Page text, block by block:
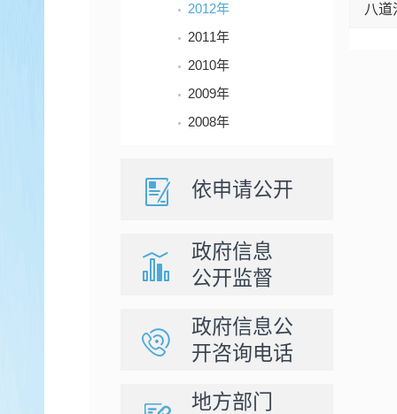
2012年
2011年
2010年
2009年
2008年
依申请公开
政府信息
公开监督
政府信息公
开咨询电话
地方部门
八道